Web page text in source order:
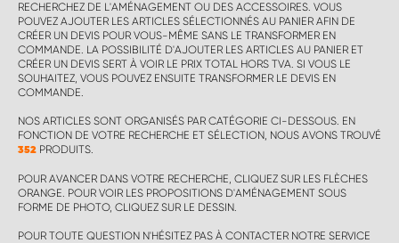
RECHERCHEZ DE L'AMÉNAGEMENT OU DES ACCESSOIRES. VOUS
POUVEZ AJOUTER LES ARTICLES SÉLECTIONNÉS AU PANIER AFIN DE
CRÉER UN DEVIS POUR VOUS-MÊME SANS LE TRANSFORMER EN
COMMANDE. LA POSSIBILITÉ D'AJOUTER LES ARTICLES AU PANIER ET
CRÉER UN DEVIS SERT À VOIR LE PRIX TOTAL HORS TVA. SI VOUS LE
SOUHAITEZ, VOUS POUVEZ ENSUITE TRANSFORMER LE DEVIS EN
COMMANDE.
NOS ARTICLES SONT ORGANISÉS PAR CATÉGORIE CI-DESSOUS. EN
FONCTION DE VOTRE RECHERCHE ET SÉLECTION, NOUS AVONS TROUVÉ
352 PRODUITS.
POUR AVANCER DANS VOTRE RECHERCHE, CLIQUEZ SUR LES FLÈCHES
ORANGE. POUR VOIR LES PROPOSITIONS D'AMÉNAGEMENT SOUS
FORME DE PHOTO, CLIQUEZ SUR LE DESSIN.
POUR TOUTE QUESTION N'HÉSITEZ PAS À CONTACTER NOTRE SERVICE